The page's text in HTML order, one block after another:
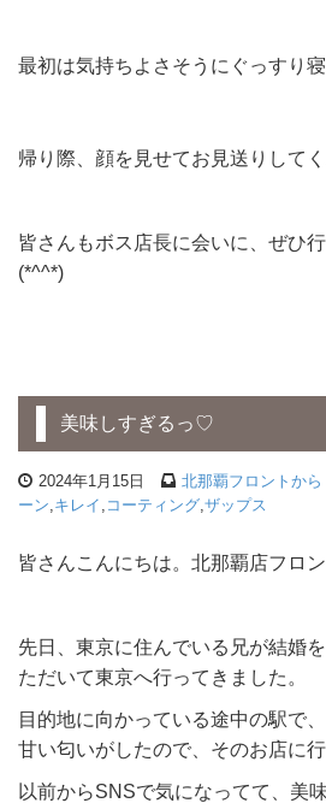
最初は気持ちよさそうにぐっすり
帰り際、顔を見せてお見送りして
皆さんもボス店長に会いに、ぜひ
(*^^*)
美味しすぎるっ♡
2024年1月15日 北那覇フロントから
ーン,キレイ , コーティング,ザップス
皆さんこんにちは。北那覇店フロ
先日、東京に住んでいる兄が結婚
ただいて東京へ行ってきました。
目的地に向かっている途中の駅で
甘い匂いがしたので、そのお店に
以前からSNSで気になってて、美